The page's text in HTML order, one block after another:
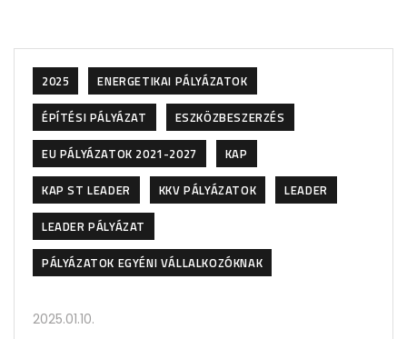
2025
ENERGETIKAI PÁLYÁZATOK
ÉPÍTÉSI PÁLYÁZAT
ESZKÖZBESZERZÉS
EU PÁLYÁZATOK 2021-2027
KAP
KAP ST LEADER
KKV PÁLYÁZATOK
LEADER
LEADER PÁLYÁZAT
PÁLYÁZATOK EGYÉNI VÁLLALKOZÓKNAK
2025.01.10.